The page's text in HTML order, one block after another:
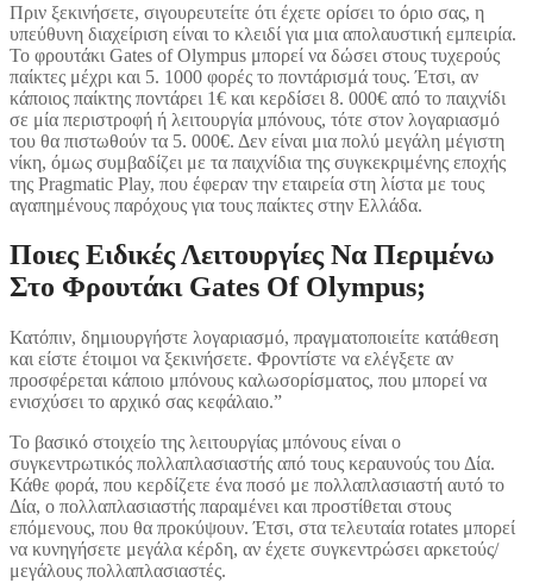
Πριν ξεκινήσετε, σιγουρευτείτε ότι έχετε ορίσει το όριο σας, η
υπεύθυνη διαχείριση είναι το κλειδί για μια απολαυστική εμπειρία.
Το φρουτάκι Gates of Olympus μπορεί να δώσει στους τυχερούς
παίκτες μέχρι και 5. 1000 φορές το ποντάρισμά τους. Έτσι, αν
κάποιος παίκτης ποντάρει 1€ και κερδίσει 8. 000€ από το παιχνίδι
σε μία περιστροφή ή λειτουργία μπόνους, τότε στον λογαριασμό
του θα πιστωθούν τα 5. 000€. Δεν είναι μια πολύ μεγάλη μέγιστη
νίκη, όμως συμβαδίζει με τα παιχνίδια της συγκεκριμένης εποχής
της Pragmatic Play, που έφεραν την εταιρεία στη λίστα με τους
αγαπημένους παρόχους για τους παίκτες στην Ελλάδα.
Ποιες Ειδικές Λειτουργίες Να Περιμένω
Στο Φρουτάκι Gates Of Olympus;
Κατόπιν, δημιουργήστε λογαριασμό, πραγματοποιείτε κατάθεση
και είστε έτοιμοι να ξεκινήσετε. Φροντίστε να ελέγξετε αν
προσφέρεται κάποιο μπόνους καλωσορίσματος, που μπορεί να
ενισχύσει το αρχικό σας κεφάλαιο.”
Το βασικό στοιχείο της λειτουργίας μπόνους είναι ο
συγκεντρωτικός πολλαπλασιαστής από τους κεραυνούς του Δία.
Κάθε φορά, που κερδίζετε ένα ποσό με πολλαπλασιαστή αυτό το
Δία, ο πολλαπλασιαστής παραμένει και προστίθεται στους
επόμενους, που θα προκύψουν. Έτσι, στα τελευταία rotates μπορεί
να κυνηγήσετε μεγάλα κέρδη, αν έχετε συγκεντρώσει αρκετούς/
μεγάλους πολλαπλασιαστές.